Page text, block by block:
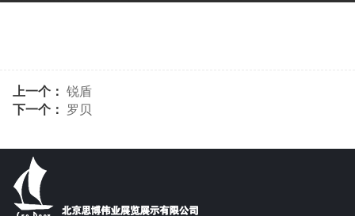
上一个： 锐盾
下一个： 罗贝